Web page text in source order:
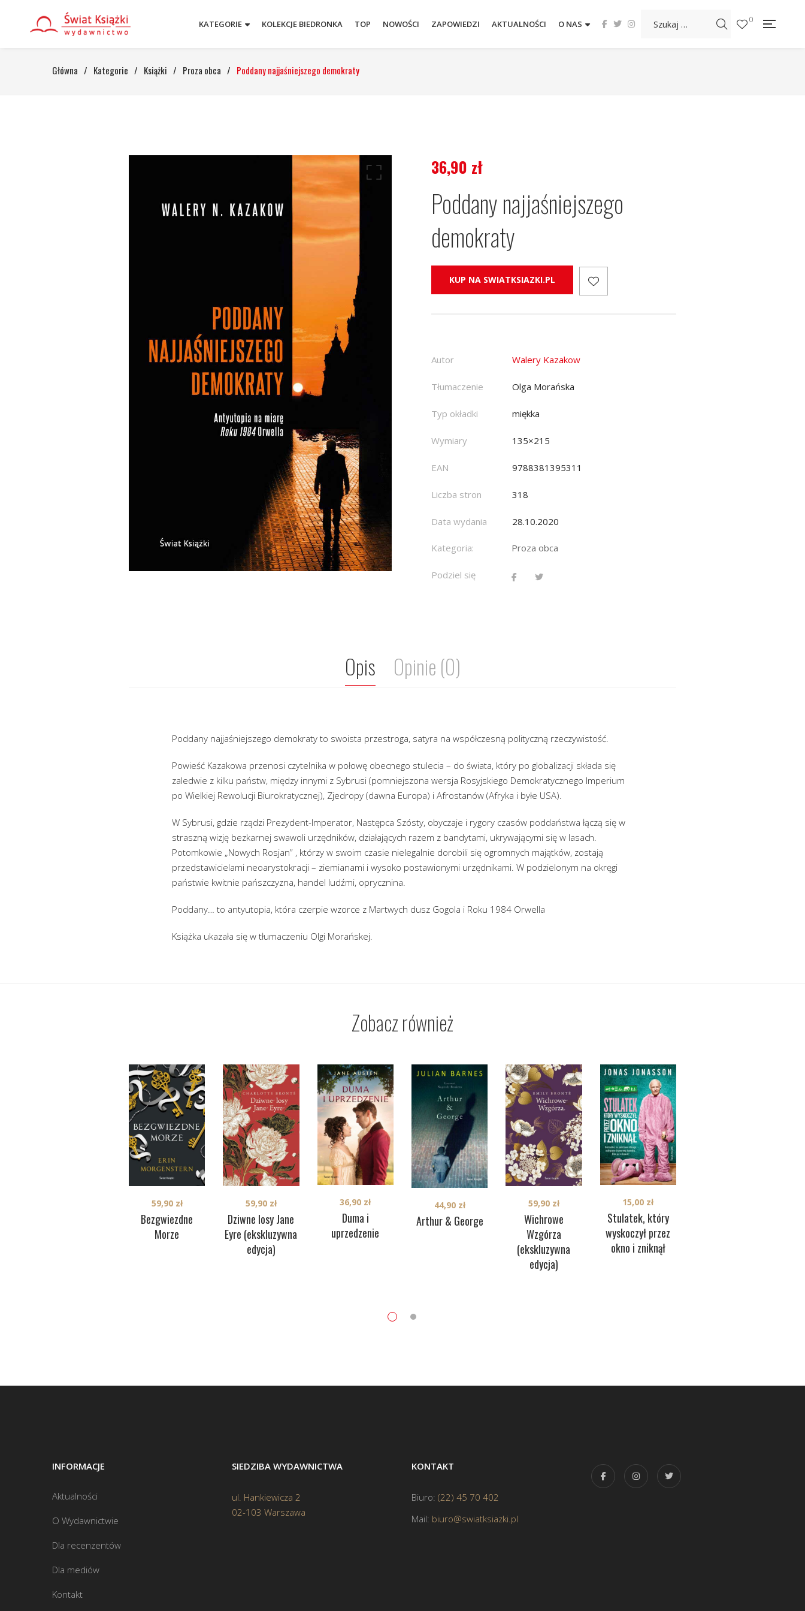
KATEGORIE KOLEKCJE BIEDRONKA TOP NOWOŚCI ZAPOWIEDZI AKTUALNOŚCI O NAS 0
Główna / Kategorie / Książki / Proza obca / Poddany najjaśniejszego demokraty
36,90 zł
Poddany najjaśniejszego
demokraty
KUP NA SWIATKSIAZKI.PL
Autor Walery Kazakow
Tłumaczenie Olga Morańska
Typ okładki miękka
Wymiary 135×215
EAN 9788381395311
Liczba stron 318
Data wydania 28.10.2020
Kategoria: Proza obca
Podziel się
Opis Opinie (0)
Poddany najjaśniejszego demokraty to swoista przestroga, satyra na współczesną polityczną rzeczywistość.
Powieść Kazakowa przenosi czytelnika w połowę obecnego stulecia – do świata, który po globalizacji składa się
zaledwie z kilku państw, między innymi z Sybrusi (pomniejszona wersja Rosyjskiego Demokratycznego Imperium
po Wielkiej Rewolucji Biurokratycznej), Zjedropy (dawna Europa) i Afrostanów (Afryka i byłe USA).
W Sybrusi, gdzie rządzi Prezydent-Imperator, Następca Szósty, obyczaje i rygory czasów poddaństwa łączą się w
straszną wizję bezkarnej swawoli urzędników, działających razem z bandytami, ukrywającymi się w lasach.
Potomkowie „Nowych Rosjan” , którzy w swoim czasie nielegalnie dorobili się ogromnych majątków, zostają
przedstawicielami neoarystokracji – ziemianami i wysoko postawionymi urzędnikami. W podzielonym na okręgi
państwie kwitnie pańszczyzna, handel ludźmi, oprycznina.
Poddany… to antyutopia, która czerpie wzorce z Martwych dusz Gogola i Roku 1984 Orwella
Książka ukazała się w tłumaczeniu Olgi Morańskej.
Zobacz również
Bezgwiezdne
Morze
59,90 zł
Dziwne losy Jane
Eyre (ekskluzywna
edycja)
59,90 zł
Duma i
uprzedzenie
36,90 zł
Arthur & George
44,90 zł
Wichrowe
Wzgórza
(ekskluzywna
edycja)
59,90 zł
Stulatek, który
wyskoczył przez
okno i zniknął
15,00 zł
INFORMACJE
Aktualności
O Wydawnictwie
Dla recenzentów
Dla mediów
Kontakt
SIEDZIBA WYDAWNICTWA
ul. Hankiewicza 2
02-103 Warszawa
KONTAKT
Biuro: (22) 45 70 402
Mail: biuro@swiatksiazki.pl